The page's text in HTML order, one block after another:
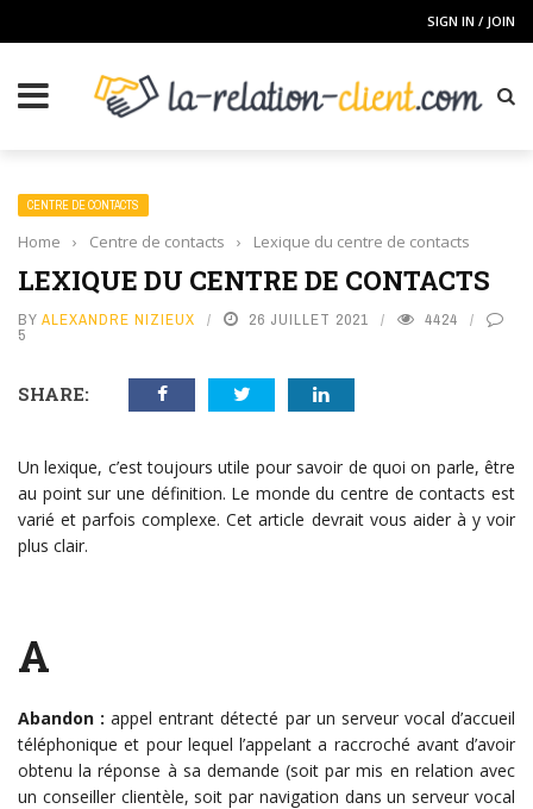
SIGN IN / JOIN
CENTRE DE CONTACTS
Home › Centre de contacts › Lexique du centre de contacts
LEXIQUE DU CENTRE DE CONTACTS
BY ALEXANDRE NIZIEUX 26 JUILLET 2021 4424
5
SHARE:
Un lexique, c’est toujours utile pour savoir de quoi on parle, être
au point sur une définition. Le monde du centre de contacts est
varié et parfois complexe. Cet article devrait vous aider à y voir
plus clair.
A
Abandon :appel entrant détecté par un serveur vocal d’accueil
téléphonique et pour lequel l’appelant a raccroché avant d’avoir
obtenu la réponse à sa demande (soit par mis en relation avec
un conseiller clientèle, soit par navigation dans un serveur vocal